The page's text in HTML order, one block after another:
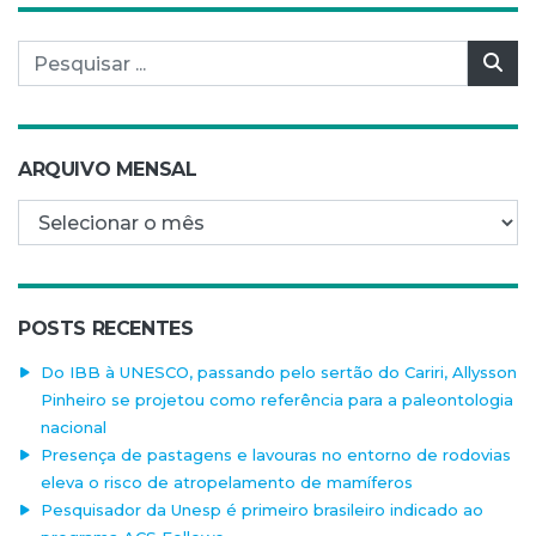
Pesquisar por:
ARQUIVO MENSAL
Arquivo mensal
POSTS RECENTES
Do IBB à UNESCO, passando pelo sertão do Cariri, Allysson
Pinheiro se projetou como referência para a paleontologia
nacional
Presença de pastagens e lavouras no entorno de rodovias
eleva o risco de atropelamento de mamíferos
Pesquisador da Unesp é primeiro brasileiro indicado ao